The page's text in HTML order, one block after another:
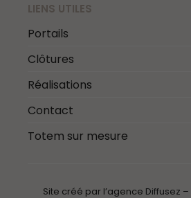
LIENS UTILES
Portails
Clôtures
Réalisations
Contact
Totem sur mesure
Site créé par l’agence Diffusez –